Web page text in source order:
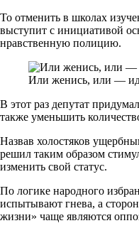
То отменить в школах
выступит с инициативой
нравственную полицию.
Или женись, или —
В этот раз депутат
также уменьшить
Назвав холостяков
решил таким образом
изменить свой статус.
По логике народного
испытывают гнева, а
жизни» чаще являются